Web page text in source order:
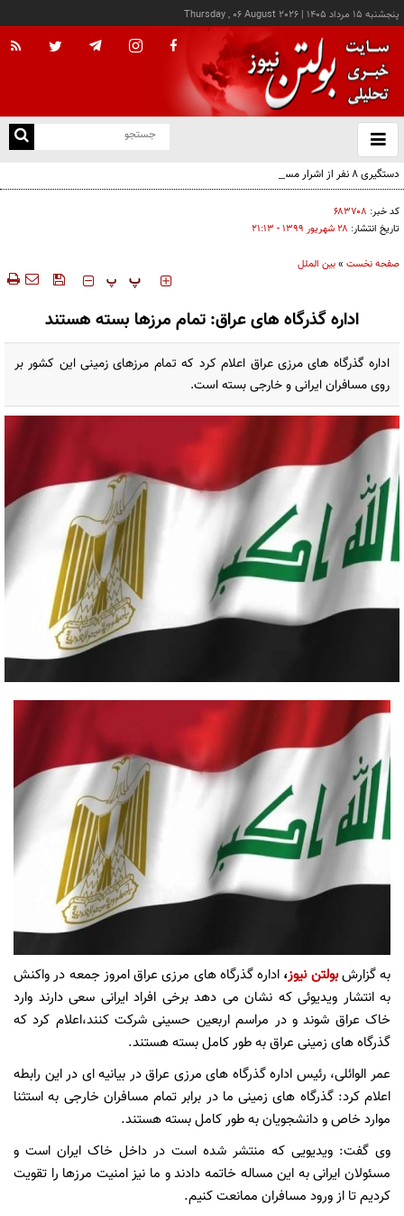
پنجشنبه ۱۵ مرداد ۱۴۰۵ |
Thursday , 06 August 2026
باز
و
دستگیری ۸ نفر از اشرار مسلح شاخص و مرتبطین گروهک‌های تروریستی
کد خبر: ۶۸۳۷۰۸
تاریخ انتشار: ۲۸ شهريور ۱۳۹۹ - ۲۱:۱۳
صفحه نخست »بین الملل
‍‍‍ پ پ
اداره گذرگاه های عراق: تمام مرزها بسته هستند
اداره گذرگاه های مرزی عراق اعلام کرد که تمام مرزهای زمینی این کشور بر
روی مسافران ایرانی و خارجی بسته است.
به گزارشبولتن نیوز، اداره گذرگاه های مرزی عراق امروز جمعه در واکنش
به انتشار ویدیوئی که نشان می دهد برخی افراد ایرانی سعی دارند وارد
خاک عراق شوند و در مراسم اربعین حسینی شرکت کنند،اعلام کرد که
گذرگاه های زمینی عراق به طور کامل بسته هستند.
عمر الوائلی، رئیس اداره گذرگاه های مرزی عراق در بیانیه ای در این رابطه
اعلام کرد: گذرگاه های زمینی ما در برابر تمام مسافران خارجی به استثنا
موارد خاص و دانشجویان به طور کامل بسته هستند.
وی گفت: ویدیویی که منتشر شده است در داخل خاک ایران است و
مسئولان ایرانی به این مساله خاتمه دادند و ما نیز امنیت مرزها را تقویت
کردیم تا از ورود مسافران ممانعت کنیم.